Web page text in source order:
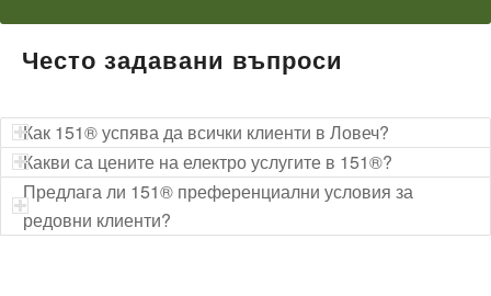
Често задавани въпроси
Как 151® успява да всички клиенти в Ловеч?
Какви са цените на електро услугите в 151®?
Предлага ли 151® преференциални условия за
редовни клиенти?